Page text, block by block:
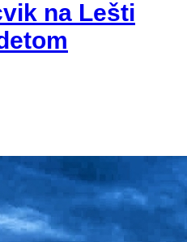
na Lešti